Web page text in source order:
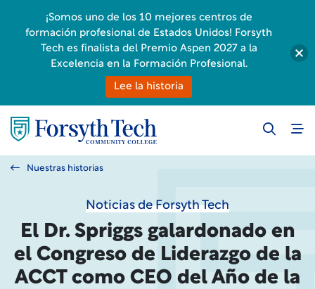
Nuestras historias
Noticias de Forsyth Tech
El Dr. Spriggs galardonado en
el Congreso de Liderazgo de la
ACCT como CEO del Año de la
¡Somos uno de los 10 mejores centros de
formación profesional de Estados Unidos! Forsyth
Tech es finalista del Premio Aspen 2027 a la
Excelencia en la Formación Profesional.
Lee la historia